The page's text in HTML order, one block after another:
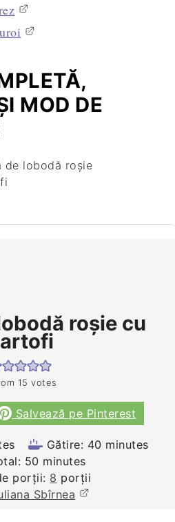
MOD DE
roșie cu
15 votes
Salvează pe Pinterest
Gătire: 40minutes
minutes
50minutes
minutes
porții: 8 porții
Sbîrnea